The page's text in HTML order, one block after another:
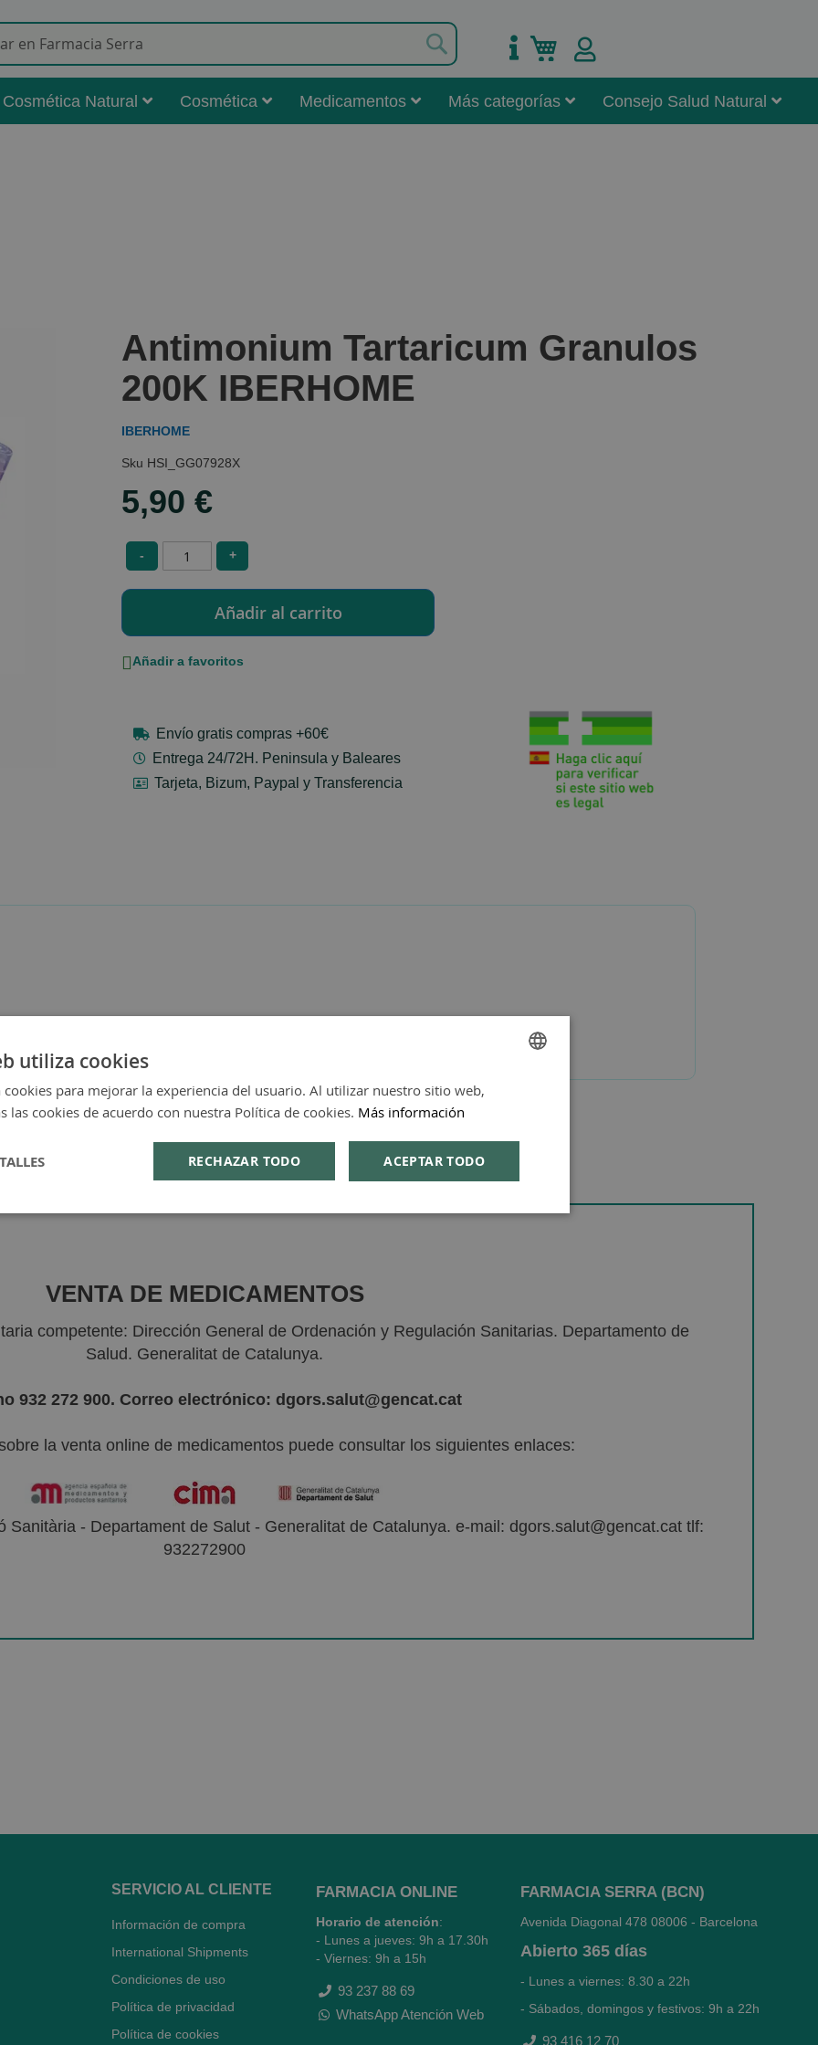
Mi carrito
Cosmética Natural Cosmética Medicamentos Más categorías Consejo Salud Natural
Antimonium Tartaricum Granulos
200K IBERHOME
IBERHOME
HSI_GG07928X
5,90 €
- +
Añadir a favoritos
Envío gratis compras +60€
Entrega 24/72H. Peninsula y Baleares
Tarjeta, Bizum, Paypal y Transferencia
VENTA DE MEDICAMENTOS
competente: Dirección General de Ordenación y Regulación Sanitarias. Departamento de
Salud. Generalitat de Catalunya.
932 272 900. Correo electrónico: dgors.salut@gencat.cat
la venta online de medicamentos puede consultar los siguientes enlaces:
Sanitària - Departament de Salut - Generalitat de Catalunya. e-mail: dgors.salut@gencat.cat tlf:
932272900
SERVICIO AL CLIENTE
Información de compra
International Shipments
Condiciones de uso
Política de privacidad
Política de cookies
FARMACIA ONLINE
Horario de atención:
- Lunes a jueves: 9h a 17.30h
- Viernes: 9h a 15h
93 237 88 69
WhatsApp Atención Web
FARMACIA SERRA (BCN)
Avenida Diagonal 478 08006 - Barcelona
Abierto 365 días
- Lunes a viernes: 8.30 a 22h
- Sábados, domingos y festivos: 9h a 22h
93 416 12 70
utiliza cookies
cookies para mejorar la experiencia del usuario. Al utilizar nuestro sitio web,
las cookies de acuerdo con nuestra Política de cookies. Más información
ACEPTAR TODO
RECHAZAR TODO